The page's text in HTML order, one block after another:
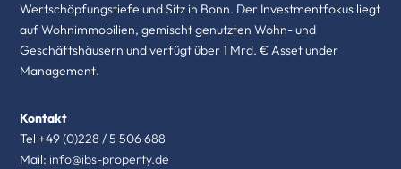
Wertschöpfungstiefe und Sitz in Bonn. Der Investmentfokus liegt
auf Wohnimmobilien, gemischt genutzten Wohn- und
Geschäftshäusern und verfügt über 1 Mrd. € Asset under
Management.
Kontakt
Tel +49 (0)228 / 5 506 688
Mail: info@ibs-property.de